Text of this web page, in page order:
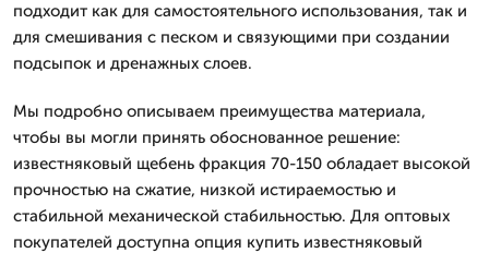
подходит как для самостоятельного использования, так и
для смешивания с песком и связующими при создании
подсыпок и дренажных слоев.
Мы подробно описываем преимущества материала,
чтобы вы могли принять обоснованное решение:
известняковый щебень фракция 70-150 обладает высокой
прочностью на сжатие, низкой истираемостью и
стабильной механической стабильностью. Для оптовых
покупателей доступна опция купить известняковый